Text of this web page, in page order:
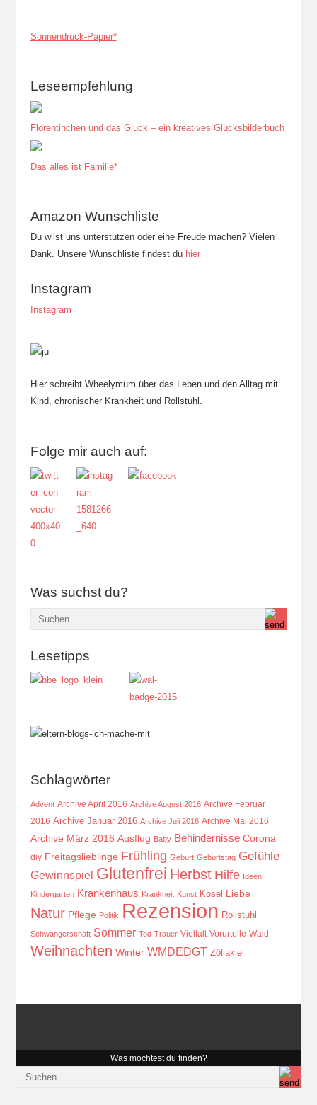
Sonnendruck-Papier*
Leseempfehlung
Florentinchen und das Glück – ein kreatives Glücksbilderbuch
Das alles ist Familie*
Amazon Wunschliste
Du wilst uns unterstützen oder eine Freude machen? Vielen
Dank. Unsere Wunschliste findest du hier
Instagram
Instagram
Hier schreibt Wheelymum über das Leben und den Alltag mit
Kind, chronischer Krankheit und Rollstuhl.
Folge mir auch auf:
Was suchst du?
Lesetipps
Schlagwörter
Advent Archive April 2016 Archive August 2016 Archive Februar
2016 Archive Januar 2016 Archive Juli 2016 Archive Mai 2016
Archive März 2016 Ausflug Baby Behindernisse Corona
diy Freitagslieblinge Frühling Geburt Geburtstag Gefühle
Gewinnspiel Glutenfrei Herbst Hilfe Ideen
Kindergarten Krankenhaus Krankheit Kunst Kösel Liebe
Natur Pflege Politik Rezension Rollstuhl
Schwangerschaft Sommer Tod Trauer Vielfalt Vorurteile Wald
Weihnachten Winter WMDEDGT Zöliakie
Was möchtest du finden?